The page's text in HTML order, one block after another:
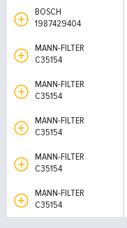
BOSCH
1987429404
MANN-FILTER
C35154
MANN-FILTER
C35154
MANN-FILTER
C35154
MANN-FILTER
C35154
MANN-FILTER
C35154